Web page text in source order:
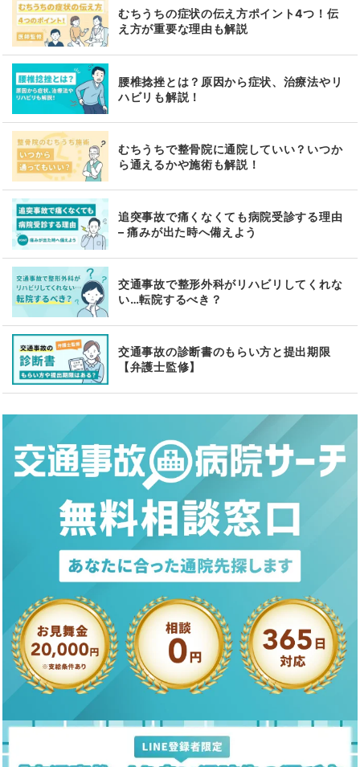
むちうちの症状の伝え方ポイント4つ！伝
え方が重要な理由も解説
腰椎捻挫とは？原因から症状、治療法やリ
ハビリも解説！
むちうちで整骨院に通院していい？いつか
ら通えるかや施術も解説！
追突事故で痛くなくても病院受診する理由
– 痛みが出た時へ備えよう
交通事故で整形外科がリハビリしてくれな
い…転院するべき？
交通事故の診断書のもらい方と提出期限
【弁護士監修】